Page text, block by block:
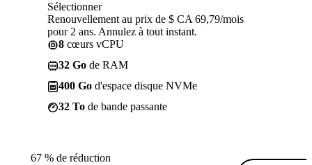
Sélectionner
Renouvellement au prix de $ CA 69,79/mois
pour 2 ans. Annulez à tout instant.
8 cœurs vCPU
32 Go de RAM
400 Go d'espace disque NVMe
32 To de bande passante
67 % de réduction